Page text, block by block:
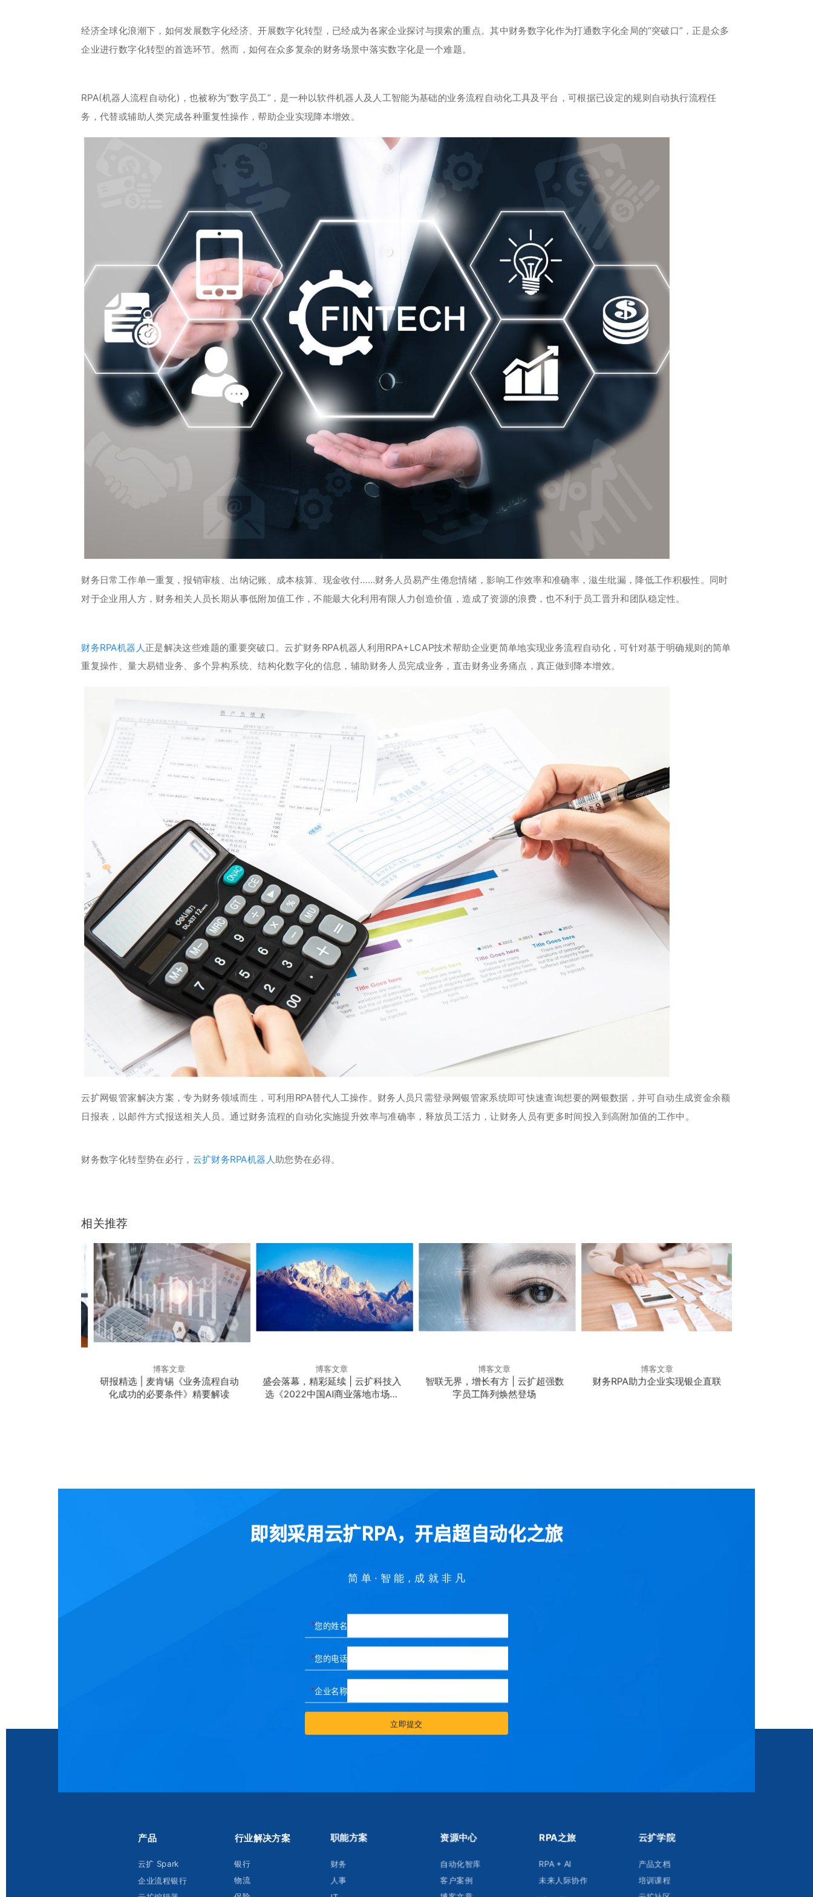
经济全球化浪潮下，如何发展数字化经济、开展数字化转型，已经成为各家企业探讨与摸索的重点。其中财务数字化作为打通数字化全局的“突破口”，正是众多
企业进行数字化转型的首选环节。然而，如何在众多复杂的财务场景中落实数字化是一个难题。
RPA(机器人流程自动化)，也被称为“数字员工”，是一种以软件机器人及人工智能为基础的业务流程自动化工具及平台，可根据已设定的规则自动执行流程任
务，代替或辅助人类完成各种重复性操作，帮助企业实现降本增效。
财务日常工作单一重复，报销审核、出纳记账、成本核算、现金收付……财务人员易产生倦怠情绪，影响工作效率和准确率，滋生纰漏，降低工作积极性。同时
对于企业用人方，财务相关人员长期从事低附加值工作，不能最大化利用有限人力创造价值，造成了资源的浪费，也不利于员工晋升和团队稳定性。
财务RPA机器人 正是解决这些难题的重要突破口。云扩财务RPA机器人利用RPA+LCAP技术帮助企业更简单地实现业务流程自动化，可针对基于明确规则的简单
重复操作、量大易错业务、多个异构系统、结构化数字化的信息，辅助财务人员完成业务，直击财务业务痛点，真正做到降本增效。
云扩网银管家解决方案，专为财务领域而生，可利用RPA替代人工操作。财务人员只需登录网银管家系统即可快速查询想要的网银数据，并可自动生成资金余额
日报表，以邮件方式报送相关人员。通过财务流程的自动化实施提升效率与准确率，释放员工活力，让财务人员有更多时间投入到高附加值的工作中。
财务数字化转型势在必行， 云扩财务RPA机器人 助您势在必得。
相关推荐
博客文章
研报精选 | 麦肯锡《业务流程自动
化成功的必要条件》精要解读
博客文章
盛会落幕，精彩延续 | 云扩科技入
选《2022中国AI商业落地市场研
博客文章
智联无界，增长有方 | 云扩超强数
字员工阵列焕然登场
博客文章
财务RPA助力企业实现银企直联
产品 行业解决方案 职能方案 资源中心 RPA之旅
云扩 Spark 银行 财务 自动化智库 RPA + AI 产品文档​
培训课程​
未来人际协作
客户案例
云扩学院
人事
物流
企业流程银行
即刻采用云扩RPA，开启超自动化之旅
简 单 · 智 能，成 就 非 凡
您的姓名
您的电话
企业名称
立即提交